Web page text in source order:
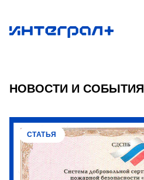
НОВОСТИ И СОБЫТИЯ
СТАТЬЯ